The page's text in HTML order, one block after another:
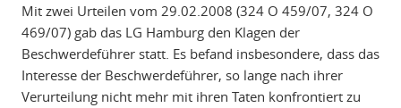
Mit zwei Urteilen vom 29.02.2008 (324 O 459/07, 324 O
469/07) gab das LG Hamburg den Klagen der
Beschwerdeführer statt. Es befand insbesondere, dass das
Interesse der Beschwerdeführer, so lange nach ihrer
Verurteilung nicht mehr mit ihren Taten konfrontiert zu